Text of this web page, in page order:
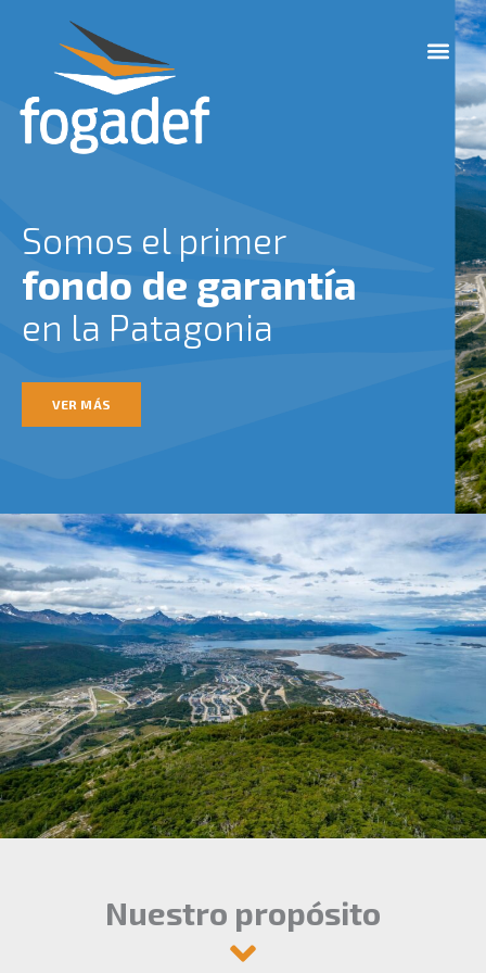
M
e
Somos el primer
fondo de garantía
en la Patagonia
VER MÁS
Nuestro propósito